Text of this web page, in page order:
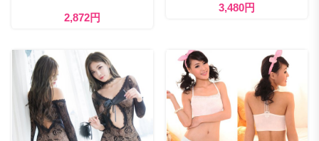
2,872円
3,480円